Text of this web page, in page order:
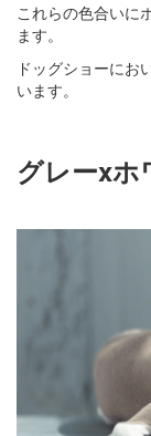
これらの色合いに
ます。
ドッグショーにお
います。
グレーxホ